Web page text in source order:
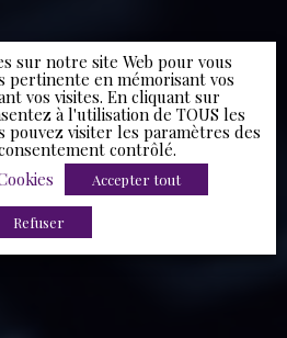
sur notre site Web pour vous
en mémorisant vos
vos visites. En cliquant sur
à l'utilisation de TOUS les
pouvez visiter les paramètres des
contrôlé.
Accepter tout
Refuser